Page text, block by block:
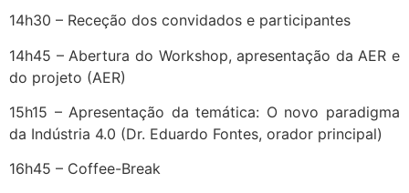
14h30 – Receção dos convidados e participantes
14h45 – Abertura do Workshop, apresentação da AER e
do projeto (AER)
15h15 – Apresentação da temática: O novo paradigma
da Indústria 4.0 (Dr. Eduardo Fontes, orador principal)
16h45 – Coffee-Break